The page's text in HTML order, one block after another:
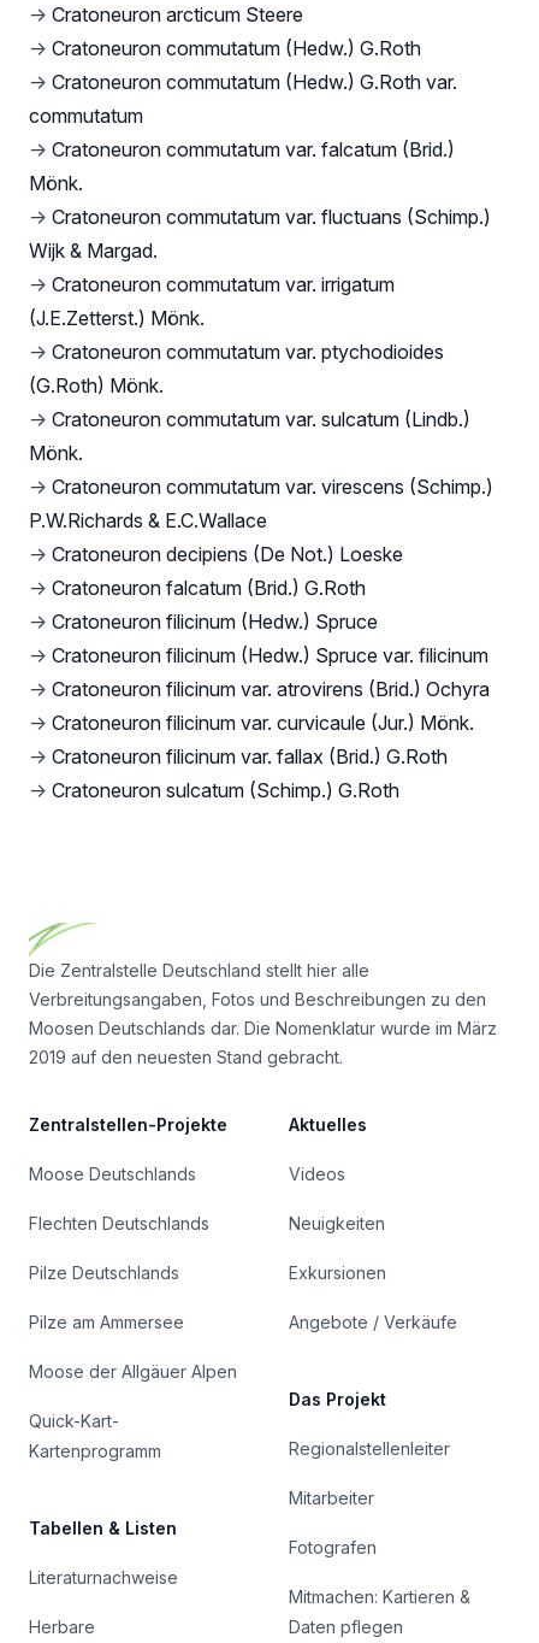
→ Cratoneuron arcticum Steere
→ Cratoneuron commutatum (Hedw.) G.Roth
→ Cratoneuron commutatum (Hedw.) G.Roth var.
commutatum
→ Cratoneuron commutatum var. falcatum (Brid.)
Mönk.
→ Cratoneuron commutatum var. fluctuans (Schimp.)
Wijk & Margad.
→ Cratoneuron commutatum var. irrigatum
(J.E.Zetterst.) Mönk.
→ Cratoneuron commutatum var. ptychodioides
(G.Roth) Mönk.
→ Cratoneuron commutatum var. sulcatum (Lindb.)
Mönk.
→ Cratoneuron commutatum var. virescens (Schimp.)
P.W.Richards & E.C.Wallace
→ Cratoneuron decipiens (De Not.) Loeske
→ Cratoneuron falcatum (Brid.) G.Roth
→ Cratoneuron filicinum (Hedw.) Spruce
→ Cratoneuron filicinum (Hedw.) Spruce var. filicinum
→ Cratoneuron filicinum var. atrovirens (Brid.) Ochyra
→ Cratoneuron filicinum var. curvicaule (Jur.) Mönk.
→ Cratoneuron filicinum var. fallax (Brid.) G.Roth
→ Cratoneuron sulcatum (Schimp.) G.Roth
Die Zentralstelle Deutschland stellt hier alle
Verbreitungsangaben, Fotos und Beschreibungen zu den
Moosen Deutschlands dar. Die Nomenklatur wurde im März
2019 auf den neuesten Stand gebracht.
Zentralstellen-Projekte
Moose Deutschlands
Flechten Deutschlands
Pilze Deutschlands
Pilze am Ammersee
Moose der Allgäuer Alpen
Quick-Kart-
Kartenprogramm
Tabellen & Listen
Literaturnachweise
Herbare
Aktuelles
Videos
Neuigkeiten
Exkursionen
Angebote / Verkäufe
Das Projekt
Regionalstellenleiter
Mitarbeiter
Fotografen
Mitmachen: Kartieren &
Daten pflegen